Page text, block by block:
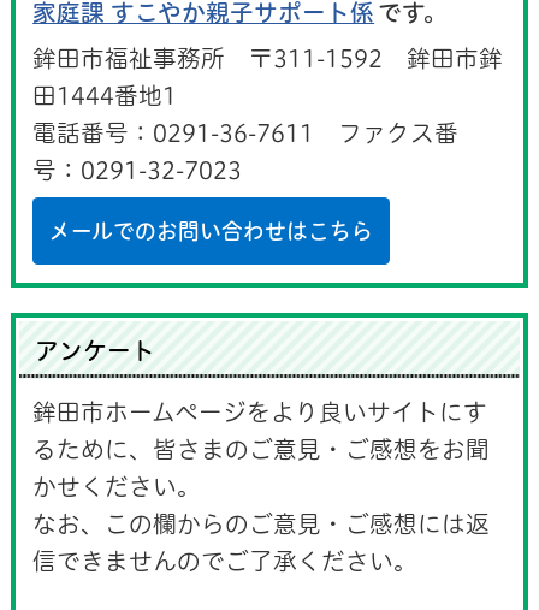
家庭課 すこやか親子サポート係 です。
鉾田市福祉事務所 〒311-1592 鉾田市鉾
田1444番地1
電話番号：0291-36-7611 ファクス番
号：0291-32-7023
メールでのお問い合わせはこちら
アンケート
鉾田市ホームページをより良いサイトにす
るために、皆さまのご意見・ご感想をお聞
かせください。
なお、この欄からのご意見・ご感想には返
信できませんのでご了承ください。